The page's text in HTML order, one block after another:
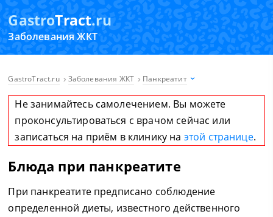
GastroTract.ru
Заболевания ЖКТ
GastroTract.ru Заболевания ЖКТ Панкреатит
Не занимайтесь самолечением. Вы можете
проконсультироваться с врачом сейчас или
записаться на приём в клинику на этой странице.
Блюда при панкреатите
При панкреатите предписано соблюдение
определенной диеты, известного действенного